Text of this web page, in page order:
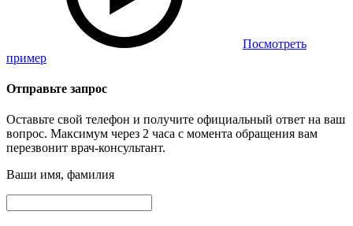
Посмотреть
пример
Отправьте запрос
Оставьте свой телефон и получите официальный ответ на ваш
вопрос. Максимум через 2 часа с момента обращения вам
перезвонит врач-консультант.
Ваши имя, фамилия